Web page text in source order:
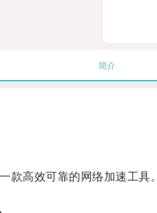
简介
高效可靠的网络加速工具。